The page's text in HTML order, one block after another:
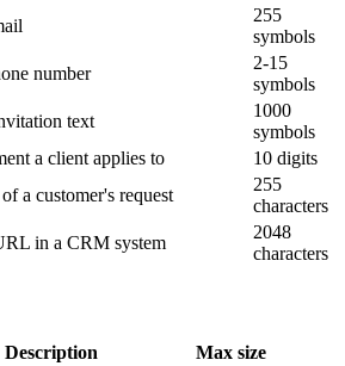
255
symbols
number
2-15
symbols
text
1000
symbols
a client applies to
10 digits
a customer's request
255
characters
in a CRM system
2048
characters
Description Max size